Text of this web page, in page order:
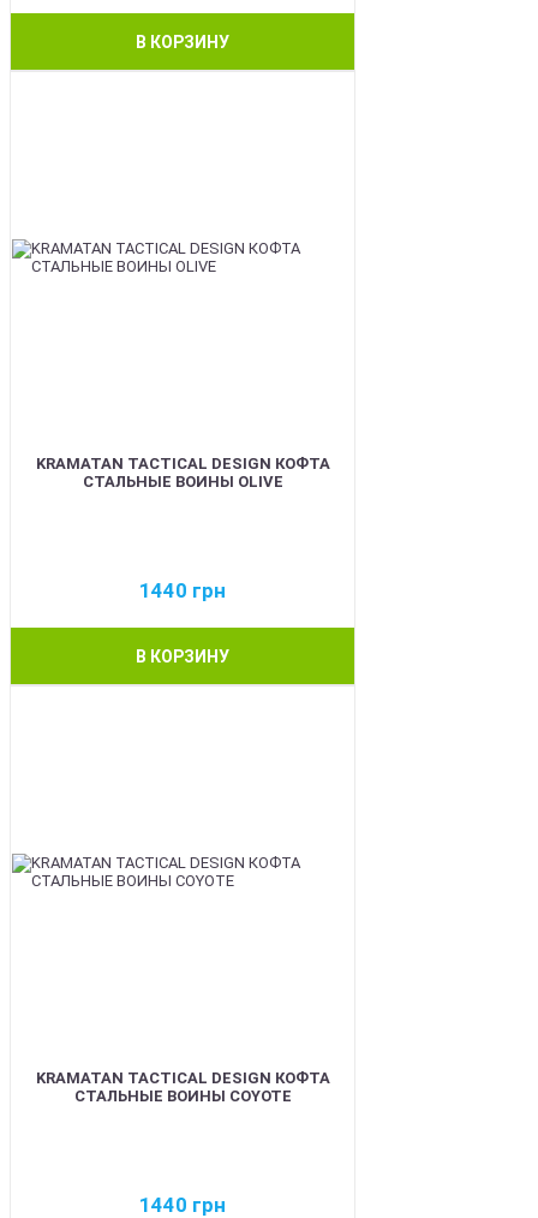
В КОРЗИНУ
KRAMATAN TACTICAL DESIGN КОФТА
СТАЛЬНЫЕ ВОИНЫ OLIVE
1440 грн
В КОРЗИНУ
KRAMATAN TACTICAL DESIGN КОФТА
СТАЛЬНЫЕ ВОИНЫ COYOTE
1440 грн